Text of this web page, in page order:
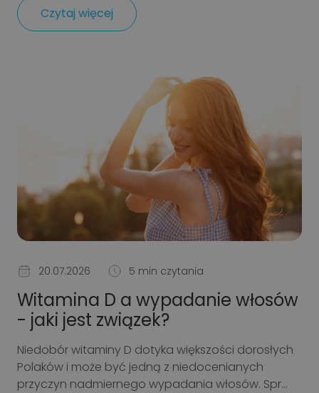
Czytaj więcej
20.07.2026 5 min czytania
Witamina D a wypadanie włosów
- jaki jest związek?
Niedobór witaminy D dotyka większości dorosłych
Polaków i może być jedną z niedocenianych
przyczyn nadmiernego wypadania włosów. Spr...